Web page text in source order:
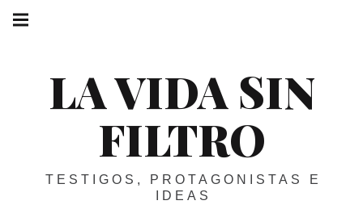
Skip
LA VIDA SIN
FILTRO
TESTIGOS, PROTAGONISTAS E
IDEAS
navigation